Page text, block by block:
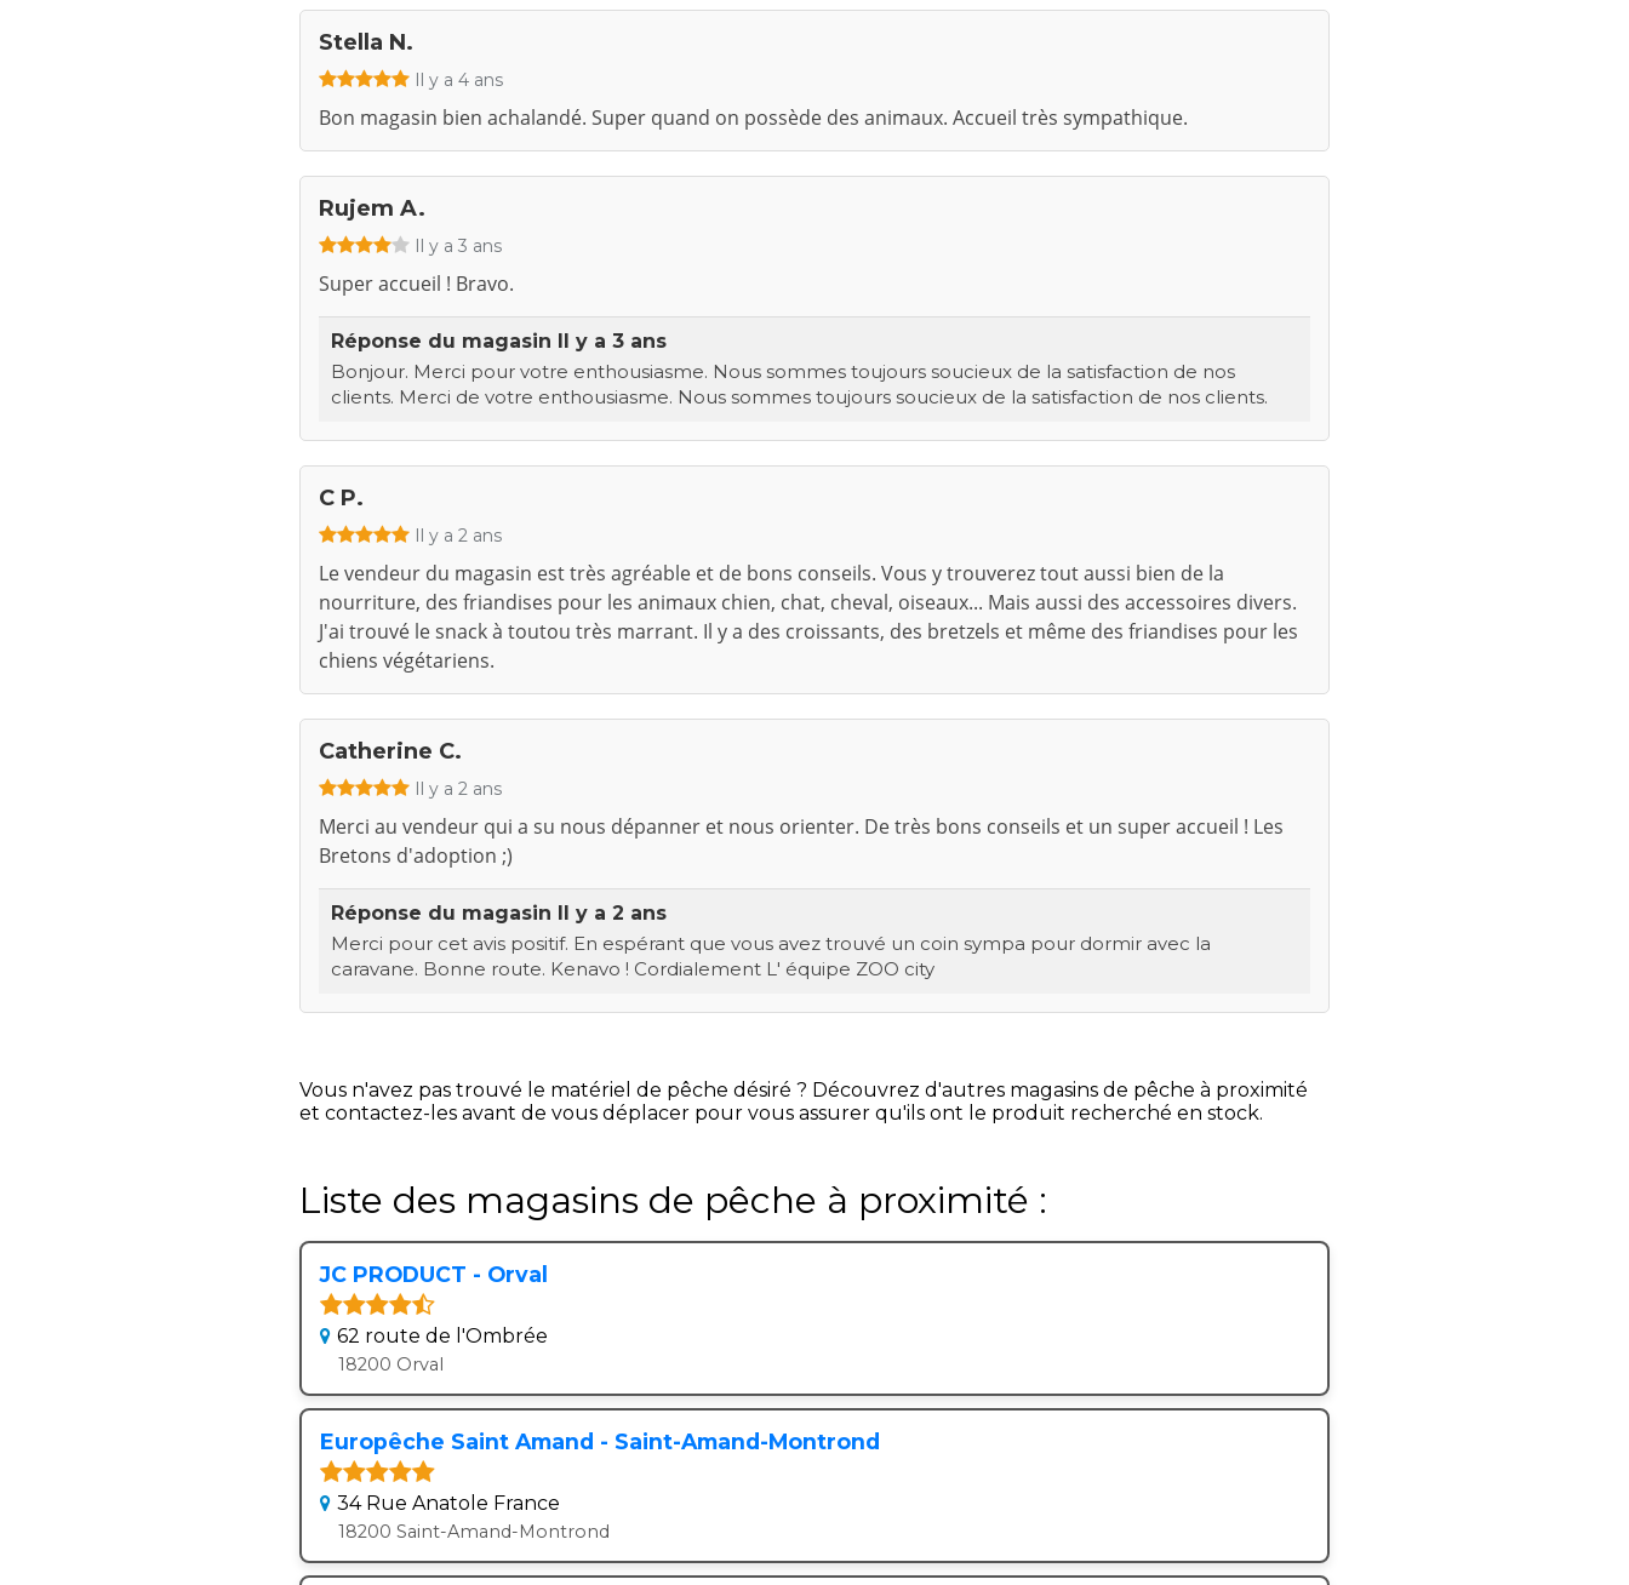
Stella N.
Il y a 4 ans
Bon magasin bien achalandé. Super quand on possède des animaux. Accueil très sympathique.
Rujem A.
Il y a 3 ans
Super accueil ! Bravo.
Réponse du magasin Il y a 3 ans
Bonjour. Merci pour votre enthousiasme. Nous sommes toujours soucieux de la satisfaction de nos
clients. Merci de votre enthousiasme. Nous sommes toujours soucieux de la satisfaction de nos clients.
C P.
Il y a 2 ans
Le vendeur du magasin est très agréable et de bons conseils. Vous y trouverez tout aussi bien de la
nourriture, des friandises pour les animaux chien, chat, cheval, oiseaux... Mais aussi des accessoires divers.
J'ai trouvé le snack à toutou très marrant. Il y a des croissants, des bretzels et même des friandises pour les
chiens végétariens.
Catherine C.
Il y a 2 ans
Merci au vendeur qui a su nous dépanner et nous orienter. De très bons conseils et un super accueil ! Les
Bretons d'adoption ;)
Réponse du magasin Il y a 2 ans
Merci pour cet avis positif. En espérant que vous avez trouvé un coin sympa pour dormir avec la
caravane. Bonne route. Kenavo ! Cordialement L' équipe ZOO city
Vous n'avez pas trouvé le matériel de pêche désiré ? Découvrez d'autres magasins de pêche à proximité
et contactez-les avant de vous déplacer pour vous assurer qu'ils ont le produit recherché en stock.
Liste des magasins de pêche à proximité :
JC PRODUCT - Orval
62 route de l'Ombrée
18200 Orval
Europêche Saint Amand - Saint-Amand-Montrond
34 Rue Anatole France
18200 Saint-Amand-Montrond